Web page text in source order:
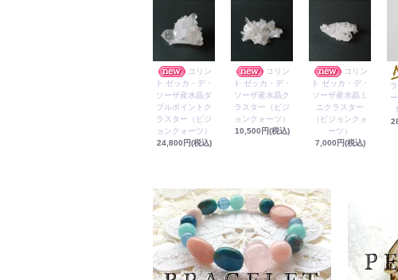
コリン
ト ゼッカ・デ・
ソーザ産水晶ダ
ブルポイントク
ラスター（ビジ
ョンクォーツ）
24,800円(税込)
コリン
ト ゼッカ・デ・
ソーザ産水晶ク
ラスター（ビジ
ョンクォーツ）
10,500円(税込)
コリン
ト ゼッカ・デ・
ソーザ産水晶ミ
ニクラスター
（ビジョンクォ
ーツ）
7,000円(税込)